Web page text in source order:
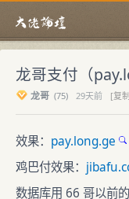
龙哥支付（
龙哥 (75) 29天前
[复
效果： pay.long.ge
鸡巴付效果：
数据库用 66 哥以前